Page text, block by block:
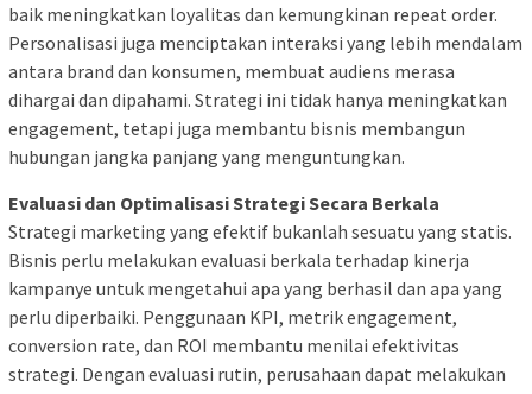
baik meningkatkan loyalitas dan kemungkinan repeat order.
Personalisasi juga menciptakan interaksi yang lebih mendalam
antara brand dan konsumen, membuat audiens merasa
dihargai dan dipahami. Strategi ini tidak hanya meningkatkan
engagement, tetapi juga membantu bisnis membangun
hubungan jangka panjang yang menguntungkan.
Evaluasi dan Optimalisasi Strategi Secara Berkala
Strategi marketing yang efektif bukanlah sesuatu yang statis.
Bisnis perlu melakukan evaluasi berkala terhadap kinerja
kampanye untuk mengetahui apa yang berhasil dan apa yang
perlu diperbaiki. Penggunaan KPI, metrik engagement,
conversion rate, dan ROI membantu menilai efektivitas
strategi. Dengan evaluasi rutin, perusahaan dapat melakukan